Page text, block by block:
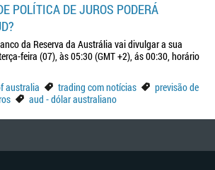
POLÍTICA DE JUROS PODERÁ
da Reserva da Austrália vai divulgar a sua
feira (07), às 05:30 (GMT +2), ás 00:30, horário
australia
trading com notícias
previsão de
aud - dólar australiano